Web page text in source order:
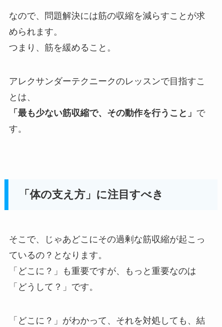
なので、問題解決には筋の収縮を減らすことが求
められます。
つまり、筋を緩めること。
アレクサンダーテクニークのレッスンで目指すこ
とは、
「最も少ない筋収縮で、その動作を行うこと」 で
す。
「体の支え方」に注目すべき
そこで、じゃあどこにその過剰な筋収縮が起こっ
ているの？となります。
「どこに？」も重要ですが、もっと重要なのは
「どうして？」です。
「どこに？」がわかって、それを対処しても、結